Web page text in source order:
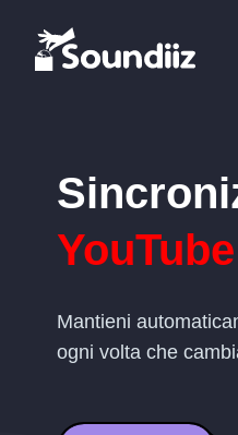
Mantieni
ogni volta che